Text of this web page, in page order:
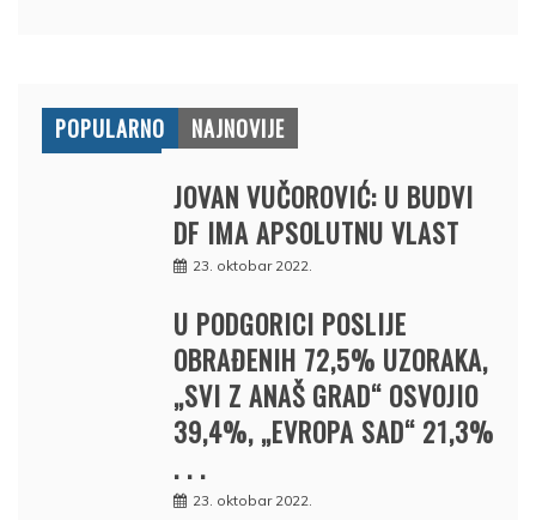
POPULARNO NAJNOVIJE
JOVAN VUČOROVIĆ: U BUDVI
DF IMA APSOLUTNU VLAST
23. oktobar 2022.
U PODGORICI POSLIJE
OBRAĐENIH 72,5% UZORAKA,
„SVI Z ANAŠ GRAD“ OSVOJIO
39,4%, „EVROPA SAD“ 21,3%
. . .
23. oktobar 2022.